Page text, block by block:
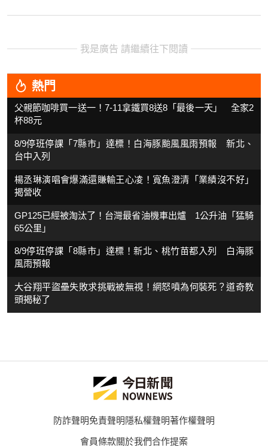
我是廣告 請繼續往下閱讀
熱門
父親節咖啡買一送一！7-11拿鐵買8送8「最後一天」 全家2
杯88元
8/9停班停課「7縣市」達標！白海豚颱風風雨預報 新北、
台中入列
楊丞琳演唱會爆滿還賺輸王心凌！寬魚澄清「業績沒不好」
揭營收
GP125已經被淘汰了！台灣最省油機車出爐 1公升油「猛騎
65公里」
8/9停班停課「8縣市」達標！新北、桃竹苗都入列 白海豚
風雨預報
大谷翔平盜壘失敗求挑戰被無視！網怒噴為何裝死？道奇教
頭揭秘了
防詐聲明免責聲明隱私權聲明著作權聲明
會員條款關於我們合作提案